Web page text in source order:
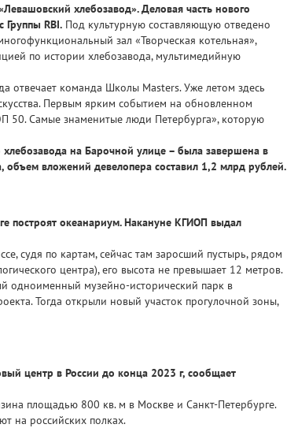
хлебозавод». Деловая часть нового
Группы RBI. Под культурную составляющую отведено
зал «Творческая котельная»,
по истории хлебозавода, мультимедийную
отвечает команда Школы Masters. Уже летом здесь
Первым ярким событием на обновленном
50. Самые знаменитые люди Петербурга», которую
хлебозавода на Барочной улице – была завершена в
вложений девелопера составил 1,2 млрд рублей.
построят океанариум. Накануне КГИОП выдал
судя по картам, сейчас там заросший пустырь, рядом
центра), его высота не превышает 12 метров.
одноименный музейно-исторический парк в
Тогда открыли новый участок прогулочной зоны,
центр в России до конца 2023 г, сообщает
площадью 800 кв. м в Москве и Санкт-Петербурге.
на российских полках.